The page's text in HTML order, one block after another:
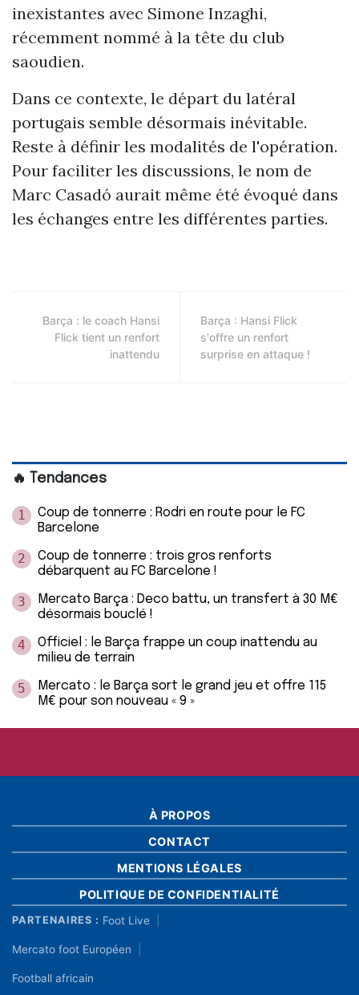
inexistantes avec Simone Inzaghi,
récemment nommé à la tête du club
saoudien.
Dans ce contexte, le départ du latéral
portugais semble désormais inévitable.
Reste à définir les modalités de l'opération.
Pour faciliter les discussions, le nom de
Marc Casadó aurait même été évoqué dans
les échanges entre les différentes parties.
Barça : le coach Hansi
Flick tient un renfort
inattendu
Barça : Hansi Flick
s'offre un renfort
surprise en attaque !
🔥 Tendances
1
Coup de tonnerre : Rodri en route pour le FC
Barcelone
2
Coup de tonnerre : trois gros renforts
débarquent au FC Barcelone !
3
Mercato Barça : Deco battu, un transfert à 30 M€
désormais bouclé !
4
Officiel : le Barça frappe un coup inattendu au
milieu de terrain
5
Mercato : le Barça sort le grand jeu et offre 115
M€ pour son nouveau « 9 »
À PROPOS
CONTACT
MENTIONS LÉGALES
POLITIQUE DE CONFIDENTIALITÉ
PARTENAIRES : Foot Live
Mercato foot Européen
Football africain